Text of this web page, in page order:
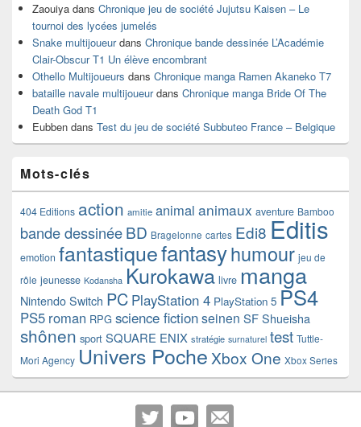
Zaouiya dans Chronique jeu de société Jujutsu Kaisen – Le
tournoi des lycées jumelés
Snake multijoueurdans Chronique bande dessinée L’Académie
Clair-Obscur T1 Un élève encombrant
Othello Multijoueurs dans Chronique manga Ramen Akaneko T7
bataille navale multijoueurdans Chronique manga Bride Of The
Death God T1
Eubben dans Test du jeu de société Subbuteo France – Belgique
Mots-clés
404 Editions action amitie animal animaux aventure Bamboo
bande dessinéeBD Bragelonne cartes Edi8 Editis
emotion fantastiquefantasyhumour jeu de
rôle jeunesse Kodansha Kurokawa livre manga
Nintendo Switch PC PlayStation 4 PlayStation 5 PS4
PS5 roman RPG science fictionseinen SF Shueisha
shônen sport SQUARE ENIX stratégie surnaturel test Tuttle-
Mori Agency Univers Poche Xbox One Xbox Series